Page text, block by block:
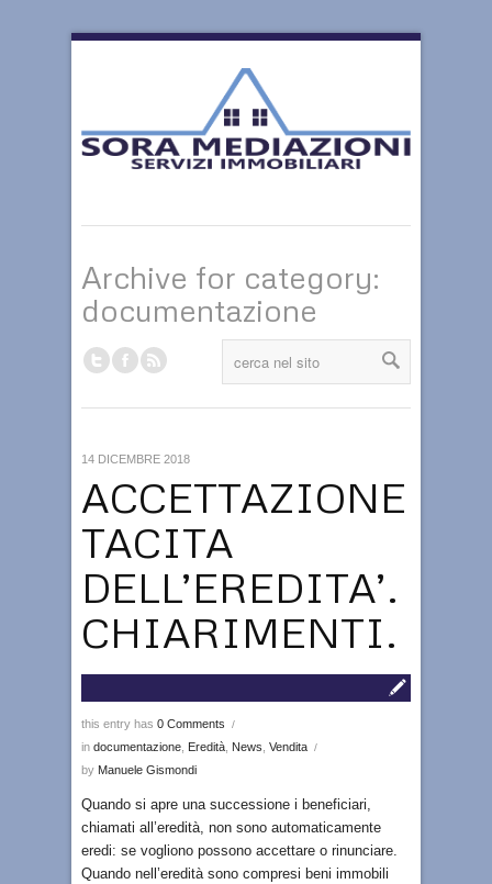
Archive for category:
documentazione
ACCETTAZIONE
TACITA
DELL’EREDITA’.
CHIARIMENTI.
this entry has 0 Comments /
in documentazione Eredità News Vendita /
by Manuele Gismondi
14 DICEMBRE 2018
Quando si apre una successione i beneficiari,
chiamati all’eredità, non sono automaticamente
eredi: se vogliono possono accettare o rinunciare.
Quando nell’eredità sono compresi beni immobili